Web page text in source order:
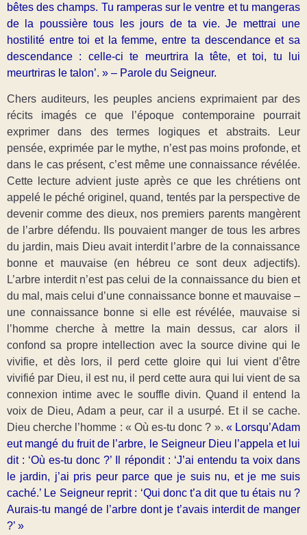
bêtes des champs. Tu ramperas sur le ventre et tu mangeras
de la poussière tous les jours de ta vie. Je mettrai une
hostilité entre toi et la femme, entre ta descendance et sa
descendance : celle-ci te meurtrira la tête, et toi, tu lui
meurtriras le talon’. » – Parole du Seigneur.
Chers auditeurs, les peuples anciens exprimaient par des
récits imagés ce que l’époque contemporaine pourrait
exprimer dans des termes logiques et abstraits. Leur
pensée, exprimée par le mythe, n’est pas moins profonde, et
dans le cas présent, c’est même une connaissance révélée.
Cette lecture advient juste après ce que les chrétiens ont
appelé le péché originel, quand, tentés par la perspective de
devenir comme des dieux, nos premiers parents mangèrent
de l’arbre défendu. Ils pouvaient manger de tous les arbres
du jardin, mais Dieu avait interdit l’arbre de la connaissance
bonne et mauvaise (en hébreu ce sont deux adjectifs).
L’arbre interdit n’est pas celui de la connaissance du bien et
du mal, mais celui d’une connaissance bonne et mauvaise –
une connaissance bonne si elle est révélée, mauvaise si
l’homme cherche à mettre la main dessus, car alors il
confond sa propre intellection avec la source divine qui le
vivifie, et dès lors, il perd cette gloire qui lui vient d’être
vivifié par Dieu, il est nu, il perd cette aura qui lui vient de sa
connexion intime avec le souffle divin. Quand il entend la
voix de Dieu, Adam a peur, car il a usurpé. Et il se cache.
Dieu cherche l’homme : « Où es-tu donc ? ». « Lorsqu’Adam
eut mangé du fruit de l’arbre, le Seigneur Dieu l’appela et lui
dit : ‘Où es-tu donc ?’ Il répondit : ‘J’ai entendu ta voix dans
le jardin, j’ai pris peur parce que je suis nu, et je me suis
caché.’ Le Seigneur reprit : ‘Qui donc t’a dit que tu étais nu ?
Aurais-tu mangé de l’arbre dont je t’avais interdit de manger
?’ »